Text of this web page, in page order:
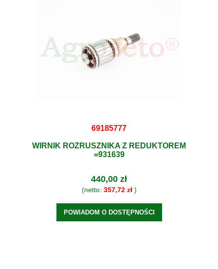
69185777
WIRNIK ROZRUSZNIKA Z REDUKTOREM
=931639
440,00 zł
(netto: 357,72 zł)
POWIADOM O DOSTĘPNOŚCI